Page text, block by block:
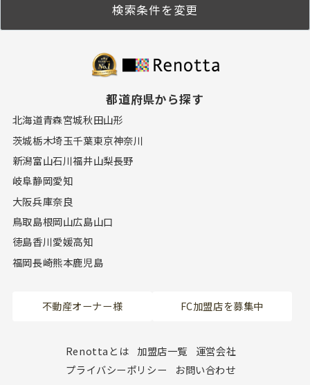
検索条件を変更
都道府県から探す
北海道青森宮城秋田山形
茨城栃木埼玉千葉東京神奈川
新潟富山石川福井山梨長野
岐阜静岡愛知
大阪兵庫奈良
鳥取島根岡山広島山口
徳島香川愛媛高知
福岡長崎熊本鹿児島
不動産オーナー様 FC加盟店を募集中
Renottaとは 加盟店一覧
運営会社
プライバシーポリシー
お問い合わせ